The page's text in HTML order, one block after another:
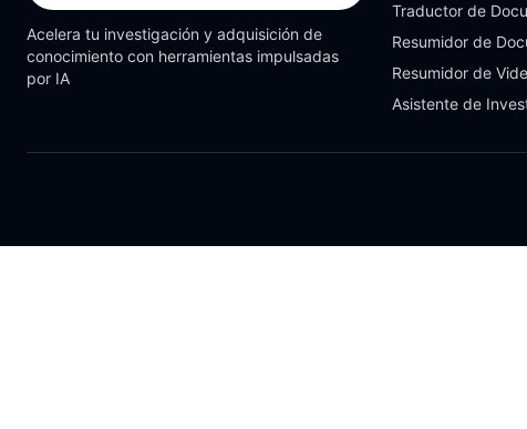
Acelera tu investigación y adquisición de
conocimiento con herramientas impulsadas
por IA
Traductor de
Resumidor de
Resumidor de
Asistente de